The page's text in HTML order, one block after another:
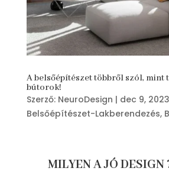
A belsőépítészet többről szól, mint
bútorok!
Szerző: NeuroDesign | dec 9, 2023
Belsőépítészet-Lakberendezés,
MILYEN A JÓ DESIGN